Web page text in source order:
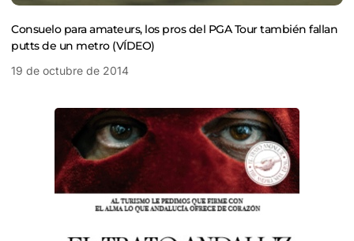
Consuelo para amateurs, los pros del PGA Tour también fallan
putts de un metro (VÍDEO)
19 de octubre de 2014